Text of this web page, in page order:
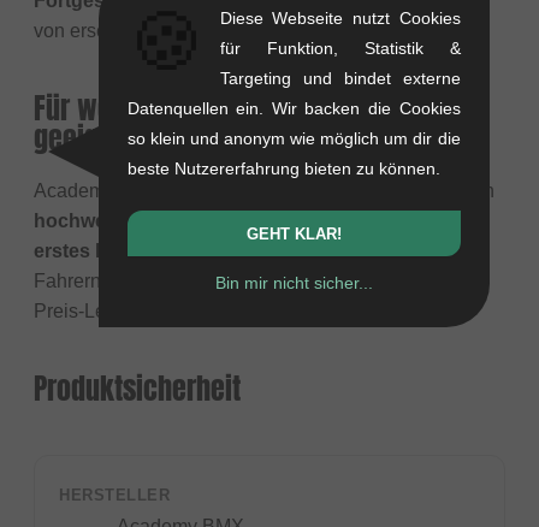
von erschwinglichen Aftermarket-Teilen an.
Für wen sind Academy-Produkte
geeignet?
Academy-Räder sind ideal für
, die ein
hochwertiges, zuverlässiges und erschwingliches
erstes BMX-Rad
Fahrern entwickelt wurde und ein hervorragendes
Preis-Leistungs-Verhältnis bietet.
Produktsicherheit
HERSTELLER
Diese Webseite nutzt Cookies
für Funktion, Statistik &
Targeting und bindet externe
Datenquellen ein. Wir backen die Cookies
so klein und anonym wie möglich um dir die
beste Nutzererfahrung bieten zu können.
GEHT KLAR!
Bin mir nicht sicher...